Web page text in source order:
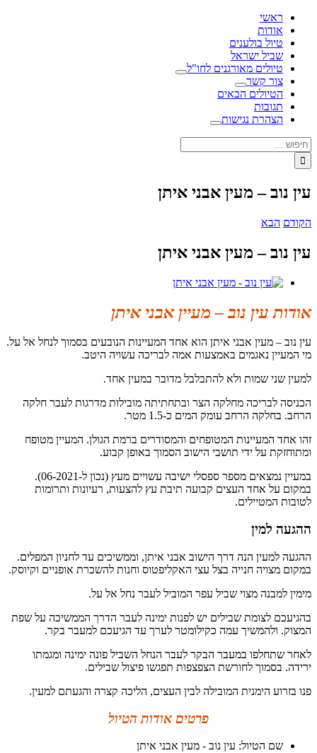
ראשי
אודות
טיול בולענים
שביל ישראל
טיולים מאורגנים לחו"ל
צור קשר
הטיולים הבאים
תגובות
הצהרת נגישות
חיפוש...
עין נוב – מעין אבני איתן
הקודם הבא
עין נוב – מעין אבני איתן
צפה
מוגדלת
אודות עין נוב – מעיין אבני איתן
עין נוב – מעין אבני איתן הוא אחד המעיינות הנובעים בסמוך לנחל אל על.
מי המעיין נאגמים באמצעות אמה לבריכה עשויה היטב.
למעין שני שמות ולא להתבלבל מדובר במעין אחד.
הכניסה לבריכה מחלקה הצר ובתחתיתה מובילות מדרגות לעבר חלקה
הרחב. בחלקה הרחב עומק המים כ-1.5 מטר.
זהו אחד המעיינות המטופחים והמסודרים ברמת הגולן. המעיין מטופח
ומתוחזקת על ידי תושבי הישוב הסמוך באופן קבוע.
במעיין נמצאים מספר ספסלי ישיבה עשויים מעץ (נכון ל-06-2021).
במקום על אחד העצים קבועה תיבת עץ להצעות, רעיונות ותרומות
לטובות המטיילים.
ההגעה למין
ההגעה למעין הנה דרך הישוב אבני איתן, וממשיכים עד לחניון המפלים.
במקום מצויה חנייה בצל עצי האקליפטוס וחנות להשכרת אופניים וקיוסק.
מימין למבנה מצוי שביל עפר המוביל לעבר נחל אל על.
בהגיעכם לצומת שבילים יש לפנות ימינה לעבר הדרך הממשיכה על שפת
המצוק. ולהמשיך עמה כקילומטר לערך עד הגיעכם למעבר בקר.
לאחר שתחלפו במעבר הבקר לעבר הנחל השביל פונה ימינה ומגמתו
ירידה. בסמוך לחורשת הצפצפות תפגשו פיצול שבילים.
פנו בזרוע הימנית המובילה לבין העצים, הליכה קצרה והגעתם למעין.
פרטים אודות הטיול
שם הטיול: עין נוב - מעין אבני איתן